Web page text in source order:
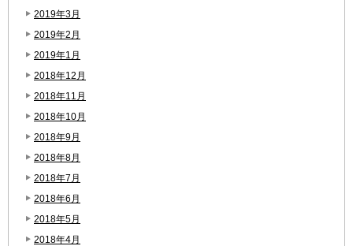
2019年3月
2019年2月
2019年1月
2018年12月
2018年11月
2018年10月
2018年9月
2018年8月
2018年7月
2018年6月
2018年5月
2018年4月